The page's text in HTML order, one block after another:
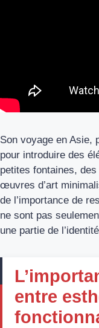
Son voyage en Asie,
pour introduire des
petites fontaines,
œuvres d’art
de l’importance de
ne sont pas
une partie de
entre